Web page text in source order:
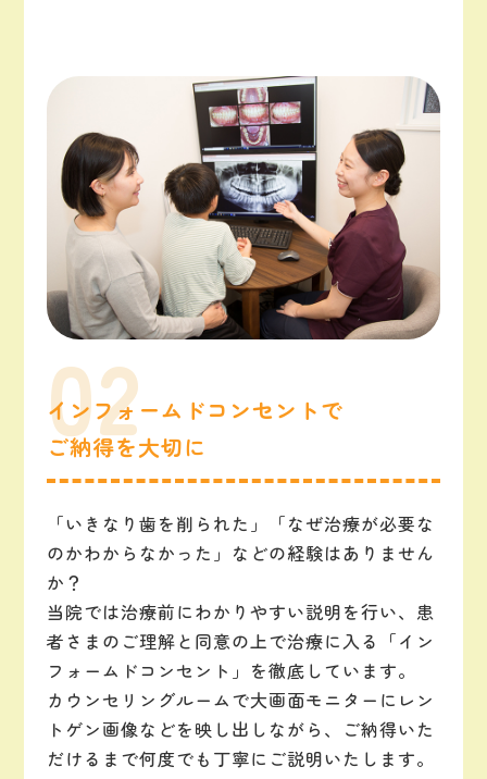
インフォームドコンセントで
ご納得を大切に
「いきなり歯を削られた」「なぜ治療が必要な
のかわからなかった」などの経験はありません
か？
当院では治療前にわかりやすい説明を行い、患
者さまのご理解と同意の上で治療に入る「イン
フォームドコンセント」を徹底しています。
カウンセリングルームで大画面モニターにレン
トゲン画像などを映し出しながら、ご納得いた
だけるまで何度でも丁寧にご説明いたします。